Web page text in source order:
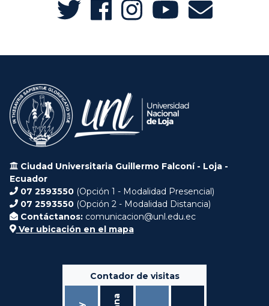
Ciudad Universitaria Guillermo Falconí - Loja -
Ecuador
07 2593550 (Opción 1 - Modalidad Presencial)
07 2593550 (Opción 2 - Modalidad Distancia)
Contáctanos: comunicacion@unl.edu.ec
Ver ubicación en el mapa
Contador de visitas